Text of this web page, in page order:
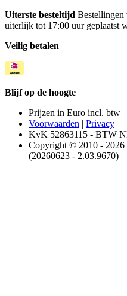
Uiterste besteltijd Bestellingen
uiterlijk tot 17:00 uur geplaatst
Veilig betalen
Blijf op de hoogte
Prijzen in Euro incl. btw
Voorwaarden | Privacy
KvK 52863115 - BTW
Copyright © 2010 - 2026
(20260623 - 2.03.9670)